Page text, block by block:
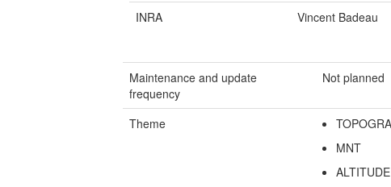
INRA Vincent Badeau
Maintenance and update
frequency
Not planned
Theme
MNT
ALTITUDE